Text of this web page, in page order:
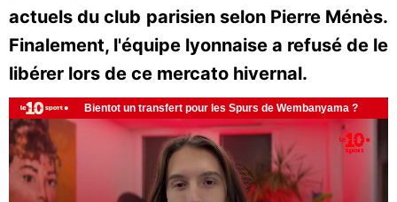
actuels du club parisien selon Pierre Ménès.
Finalement, l'équipe lyonnaise a refusé de le
libérer lors de ce mercato hivernal.